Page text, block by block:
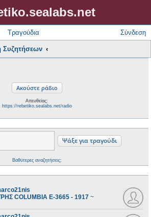
Τραγούδια Σύνδεση
Συζητήσεων
Απευθείας:
https://rebetiko.sealabs.net/radio
Βαθύτερες αναζητήσεις;
COLUMBIA E-3665 - 1917 ~